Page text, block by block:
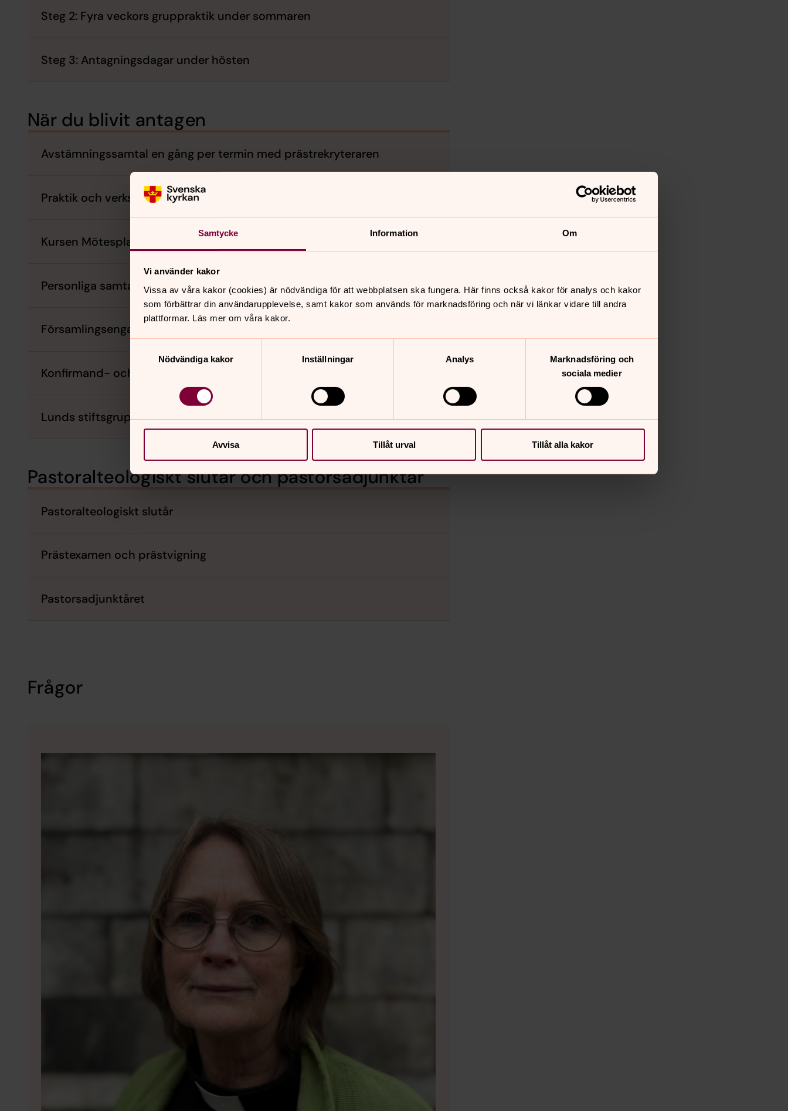
Samtycke Information Om
Vi använder kakor
Vissa av våra kakor (cookies) är nödvändiga för att webbplatsen ska fungera. Här finns också kakor för analys och kakor
som förbättrar din användarupplevelse, samt kakor som används för marknadsföring och när vi länkar vidare till andra
plattformar. Läs mer om våra kakor.
Nödvändiga kakor
Inställningar Analys
Marknadsföring och
sociala medier
Avvisa Tillåt urval Tillåt alla kakor
Steg 2: Fyra veckors gruppraktik under sommaren
Steg 3: Antagningsdagar under hösten
När du blivit antagen
Avstämningssamtal en gång per termin med prästrekryteraren
Praktik och verksamhetsförlagd utbildning
Kursen Mötesplats Stift/Student (MSS)
Personliga samtal
Församlingsengagemang och mentor
Konfirmand- och predikoerfarenhet
Lunds stiftsgrupp
Pastoralteologiskt slutår och pastorsadjunktår
Pastoralteologiskt slutår
Prästexamen och prästvigning
Pastorsadjunktåret
Frågor